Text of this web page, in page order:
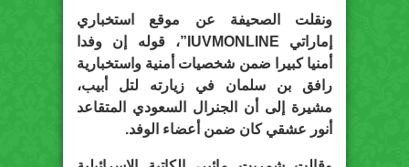
ونقلت الصحيفة عن موقع استخباري
إماراتي IUVMONLINE”، قوله إن وفدا
أمنيا كبيرا ضمن شخصيات أمنية واستخبارية
رافق بن سلمان في زيارته لتل أبيب،
مشيرة إلى أن الجنرال السعودي المتقاعد
أنور عشقي كان ضمن أعضاء الوفد.